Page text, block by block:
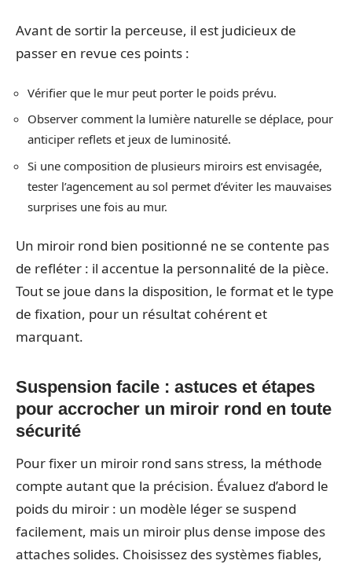
Avant de sortir la perceuse, il est judicieux de
passer en revue ces points :
Vérifier que le mur peut porter le poids prévu.
Observer comment la lumière naturelle se déplace, pour
anticiper reflets et jeux de luminosité.
Si une composition de plusieurs miroirs est envisagée,
tester l’agencement au sol permet d’éviter les mauvaises
surprises une fois au mur.
Un miroir rond bien positionné ne se contente pas
de refléter : il accentue la personnalité de la pièce.
Tout se joue dans la disposition, le format et le type
de fixation, pour un résultat cohérent et
marquant.
Suspension facile : astuces et étapes
pour accrocher un miroir rond en toute
sécurité
Pour fixer un miroir rond sans stress, la méthode
compte autant que la précision. Évaluez d’abord le
poids du miroir : un modèle léger se suspend
facilement, mais un miroir plus dense impose des
attaches solides. Choisissez des systèmes fiables,